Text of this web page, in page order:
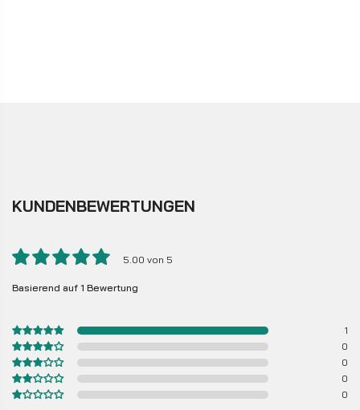
KUNDENBEWERTUNGEN
5.00 von 5
Basierend auf 1 Bewertung
1
0
0
0
0